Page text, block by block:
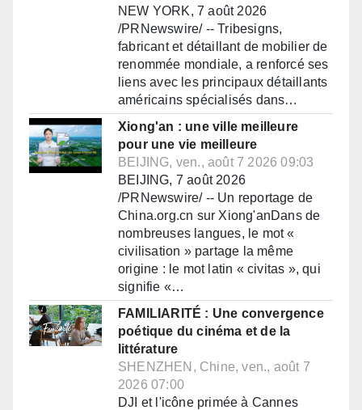
NEW YORK, 7 août 2026
/PRNewswire/ -- Tribesigns,
fabricant et détaillant de mobilier de
renommée mondiale, a renforcé ses
liens avec les principaux détaillants
américains spécialisés dans…
Xiong'an : une ville meilleure
pour une vie meilleure
BEIJING, ven., août 7 2026 09:03
BEIJING, 7 août 2026
/PRNewswire/ -- Un reportage de
China.org.cn sur Xiong'anDans de
nombreuses langues, le mot «
civilisation » partage la même
origine : le mot latin « civitas », qui
signifie «…
FAMILIARITÉ : Une convergence
poétique du cinéma et de la
littérature
SHENZHEN, Chine, ven., août 7
2026 07:00
DJI et l'icône primée à Cannes